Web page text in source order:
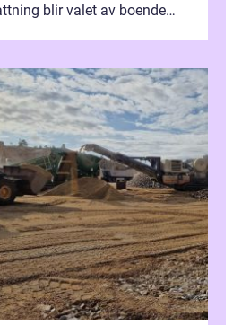
blir valet av boende